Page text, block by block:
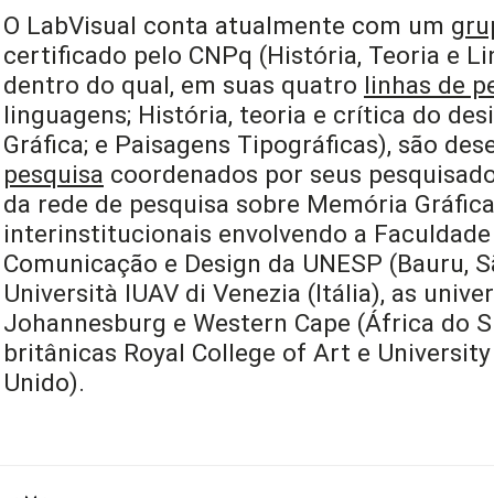
O LabVisual conta atualmente com um
certificado pelo CNPq (História, Teoria e
dentro do qual, em suas quatro linhas de
linguagens; História, teoria e crítica do
Gráfica; e Paisagens Tipográficas), são
pesquisa coordenados por seus
da rede de pesquisa sobre Memória
interinstitucionais envolvendo a
Comunicação e Design da UNESP (Bauru,
Università IUAV di Venezia (Itália), as
Johannesburg e Western Cape (África do
britânicas Royal College of Art e
Unido).